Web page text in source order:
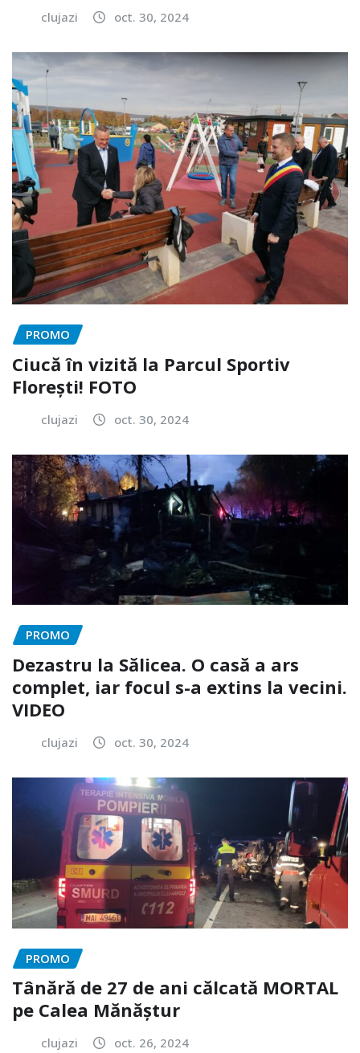
clujazi oct. 30, 2024
PROMO
Ciucă în vizită la Parcul Sportiv
Florești! FOTO
clujazi oct. 30, 2024
PROMO
Dezastru la Sălicea. O casă a ars
complet, iar focul s-a extins la vecini.
VIDEO
clujazi oct. 30, 2024
PROMO
Tânără de 27 de ani călcată MORTAL
pe Calea Mănăștur
clujazi oct. 26, 2024